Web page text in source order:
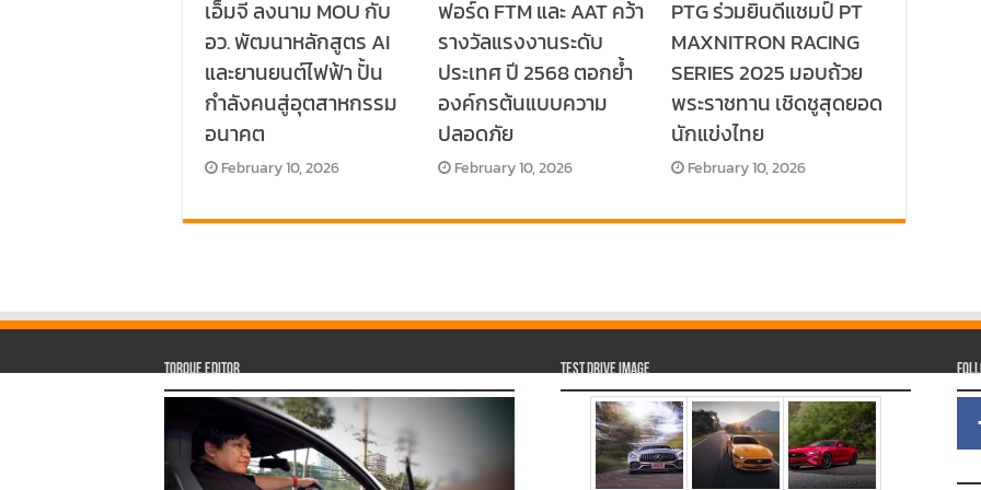
เอ็มจี ลงนาม MOU กับ
อว. พัฒนาหลักสูตร AI
และยานยนต์ไฟฟ้า ปั้น
กำลังคนสู่อุตสาหกรรม
อนาคต
February 10, 2026
ฟอร์ด FTM และ AAT คว้า
รางวัลแรงงานระดับ
ประเทศ ปี 2568 ตอกย้ำ
องค์กรต้นแบบความ
ปลอดภัย
February 10, 2026
PTG ร่วมยินดีแชมป์ PT
MAXNITRON RACING
SERIES 2025 มอบถ้วย
พระราชทาน เชิดชูสุดยอด
นักแข่งไทย
February 10, 2026
Torque Editor Test Drive Image